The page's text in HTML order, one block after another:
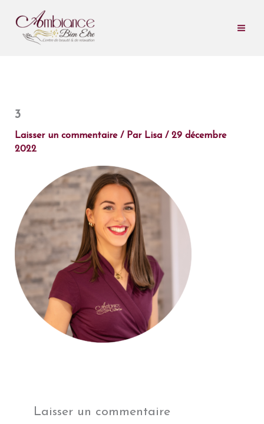
contenu
3
Laisser un commentaire / Par Lisa / 29 décembre
2022
Laisser un commentaire